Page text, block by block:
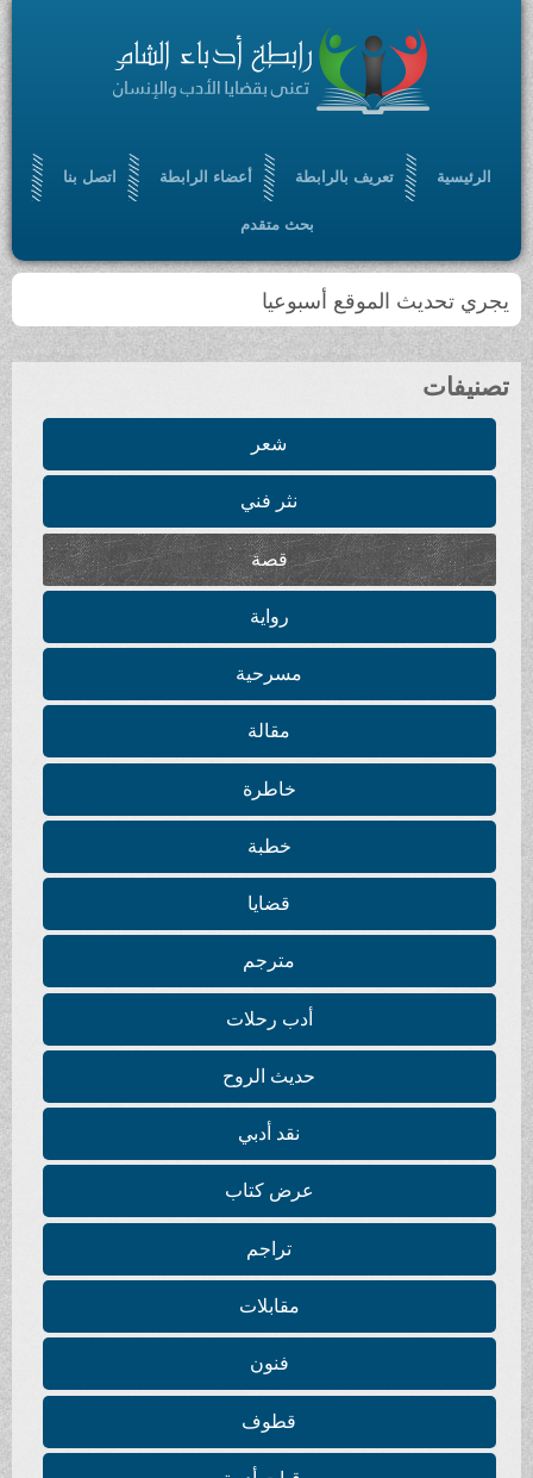
الرئيسية تعريف بالرابطة أعضاء الرابطة اتصل بنا
بحث متقدم
يجري تحديث الموقع أسبوعيا
تصنيفات
شعر
نثر فني
قصة
رواية
مسرحية
مقالة
خاطرة
خطبة
قضايا
مترجم
أدب رحلات
حديث الروح
نقد أدبي
عرض كتاب
تراجم
مقابلات
فنون
قطوف